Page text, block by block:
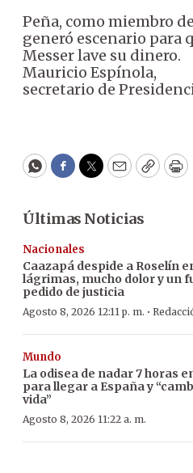
Peña, como miembro
generó escenario para
Messer lave su dinero.
Mauricio Espínola,
secretario de
WhatsApp
Facebook
Twitter
EmailCopy
Últimas Noticias
Nacionales
Caazapá despide a Roselín
lágrimas, mucho dolor y un
pedido de justicia
Agosto 8, 2026 12:11 p. m. ·
Mundo
La odisea de nadar 7 horas
para llegar a España y
vida”
Agosto 8, 2026 11:22 a. m.